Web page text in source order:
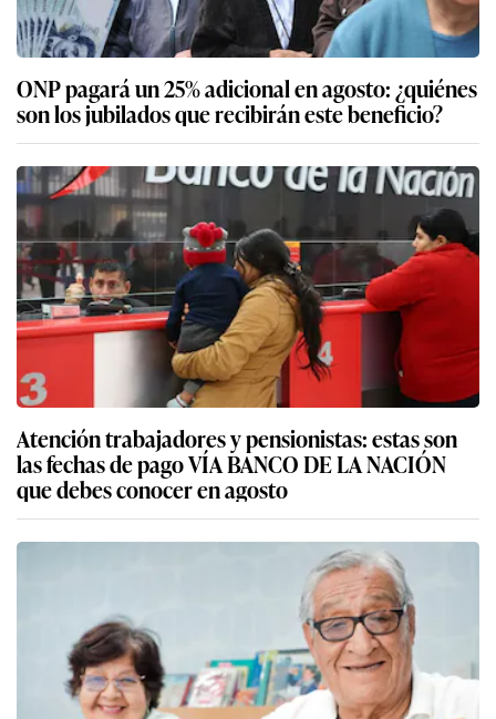
ONP pagará un 25% adicional en agosto: ¿quiénes
son los jubilados que recibirán este beneficio?
Atención trabajadores y pensionistas: estas son
las fechas de pago VÍA BANCO DE LA NACIÓN
que debes conocer en agosto